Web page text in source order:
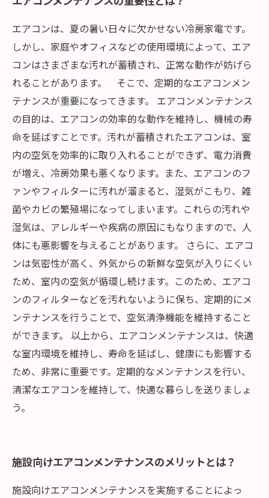
エアコンは、夏の暑い日々に欠かせない冷房家電です。
しかし、家庭やオフィスなどの使用環境によって、エア
コンはさまざまな汚れが蓄積され、正常な動作が妨げら
れることがあります。 そこで、定期的なエアコンメン
テナンスが重要になってきます。 エアコンメンテナンス
の目的は、エアコンの効率的な動作を維持し、機械の寿
命を延ばすことです。汚れが蓄積されたエアコンは、室
内の空気を効率的に取り入れることができず、電力消費
が増え、冷房効果も悪くなります。また、エアコンのフ
ァンやフィルターに汚れが溜まると、湿気がこもり、雑
菌やカビの繁殖場になってしまいます。これらの汚れや
湿気は、アレルギーや疾病の原因にもなりますので、人
体にも悪影響を与えることがあります。 さらに、エアコ
ンは気密性が高く、外気からの新鮮な空気が入りにくい
ため、室内の空気が循環し続けます。このため、エアコ
ンのフィルターなどを汚れないように保ち、定期的にメ
ンテナンスを行うことで、空気清浄機能を維持すること
ができます。 以上から、エアコンメンテナンスは、快適
な室内環境を維持し、寿命を延ばし、健康にも影響する
ため、非常に重要です。定期的なメンテナンスを行い、
清潔なエアコンを維持して、快適な暮らしを送りましょ
う。
施設向けエアコンメンテナンスのメリットとは？
施設向けエアコンメンテナンスを実施することによっ